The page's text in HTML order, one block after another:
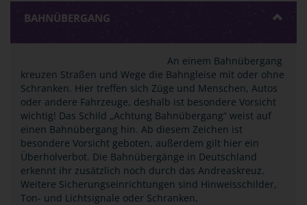
BAHNÜBERGANG
An einem Bahnübergang
kreuzen Straßen und Wege die Bahngleise mit oder ohne
Schranken. Hier treffen sich Züge und Menschen, Autos
oder andere Fahrzeuge, deshalb ist besondere Vorsicht
wichtig! Das Schild „Achtung Bahnübergang“ weist auf
einen Bahnübergang hin. Ab diesem Zeichen ist
besondere Vorsicht geboten, außerdem gilt hier ein
Überholverbot. Die Bahnübergänge in Deutschland
erkennt ihr zusätzlich noch durch das Andreaskreuz.
Weitere Sicherungseinrichtungen sind Hinweisschilder,
Ton- und Lichtsignale oder Schranken.